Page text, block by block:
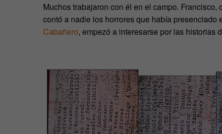
Muchos trabajaron con él en el campo.
contó a nadie los horrores que había presenciado
Cabañero, empezó a interesarse por las historias